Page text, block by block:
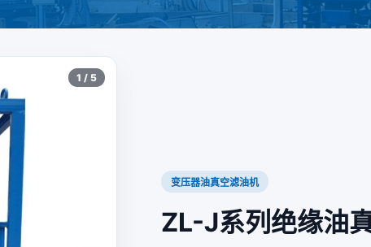
1 / 5
变压器油真空滤油机
ZL-J系列绝缘油